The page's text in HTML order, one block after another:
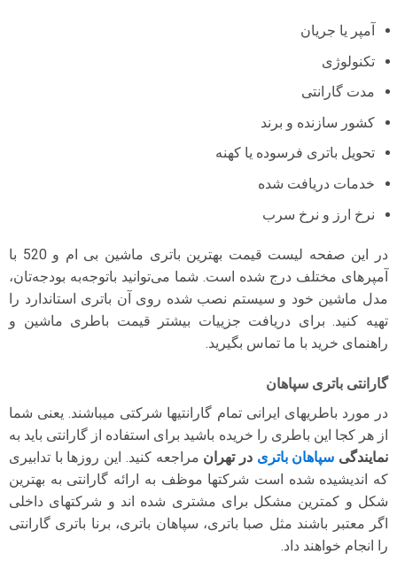
آمپر یا جریان
تکنولوژی
مدت گارانتی
کشور سازنده و برند
تحویل باتری فرسوده یا کهنه
خدمات دریافت شده
نرخ ارز و نرخ سرب
در این صفحه لیست قیمت بهترین باتری ماشین بی ام و 520 با
آمپرهای مختلف درج شده است. شما می‌توانید با‌توجه‌به بودجه‌تان،
مدل ماشین خود و سیستم نصب شده روی آن باتری استاندارد را
تهیه کنید. برای دریافت جزییات بیشتر قیمت باطری ماشین و
راهنمای خرید با ما تماس بگیرید.
گارانتی باتری سپاهان
در مورد باطریهای ایرانی تمام گارانتیها شرکتی میباشند. یعنی شما
از هر کجا این باطری را خریده باشید برای استفاده از گارانتی باید به
نمایندگی سپاهان باتری در تهران مراجعه کنید. این روزها با تدابیری
که اندیشیده شده است شرکتها موظف به ارائه گارانتی به بهترین
شکل و کمترین مشکل برای مشتری شده اند و شرکتهای داخلی
اگر معتبر باشند مثل صبا باتری، سپاهان باتری، برنا باتری گارانتی
را انجام خواهند داد.